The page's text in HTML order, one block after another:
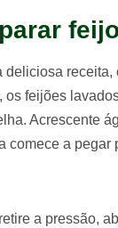
deliciosa receita,
os feijões
Acrescente
comece a pegar
a pressão,